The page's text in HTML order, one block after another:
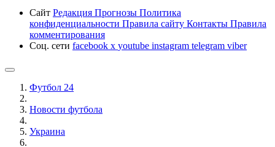
Сайт Редакция Прогнозы Политика
конфиденциальности Правила сайту Контакты Правила
комментирования
Соц. сети facebook x youtube instagram telegram viber
Футбол 24
Новости футбола
Украина